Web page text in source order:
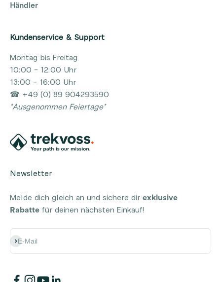
Händler
Kundenservice & Support
Montag bis Freitag
10:00 - 12:00 Uhr
13:00 - 16:00 Uhr
☎ +49 (0) 89 904293590
*Ausgenommen Feiertage*
Newsletter
Melde dich gleich an und sichere dir exklusive
Rabatte für deinen nächsten Einkauf!
E-Mail
Abonnieren